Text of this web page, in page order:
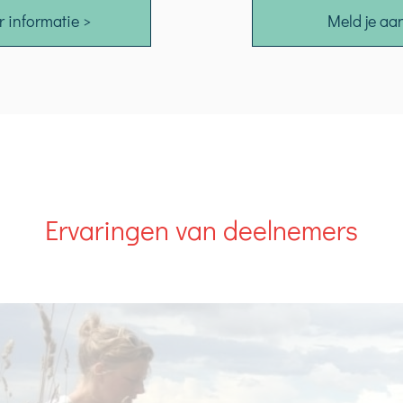
informatie > Meld je
Ervaringen van deelnemers